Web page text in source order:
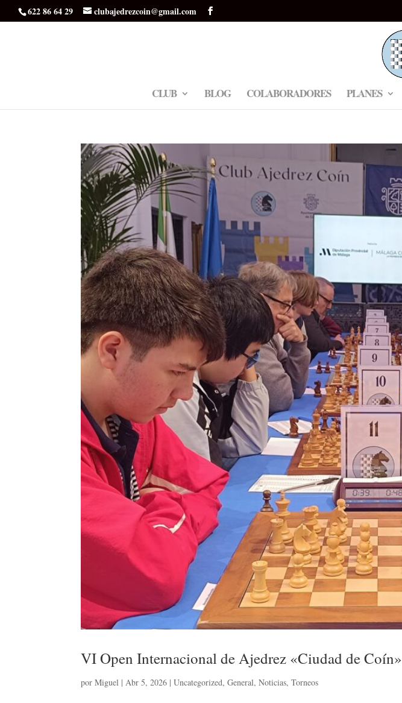
622 86 64 29 clubajedrezcoin@gmail.com
CLUB BLOG COLABORADORES PLANES
VI Open Internacional de Ajedrez «Ciudad de Coín»
porMiguel |Abr 5, 2026 |Uncategorized,General,Noticias,Torneos